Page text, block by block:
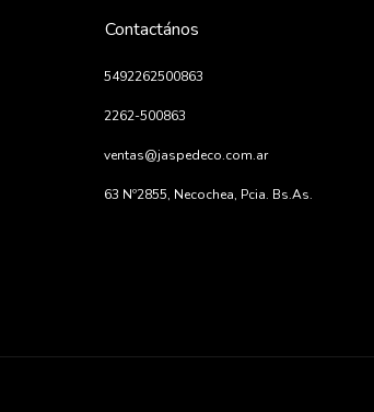
Contactános
5492262500863
2262-500863
ventas@jaspedeco.com.ar
63 Nº2855, Necochea, Pcia. Bs.As.